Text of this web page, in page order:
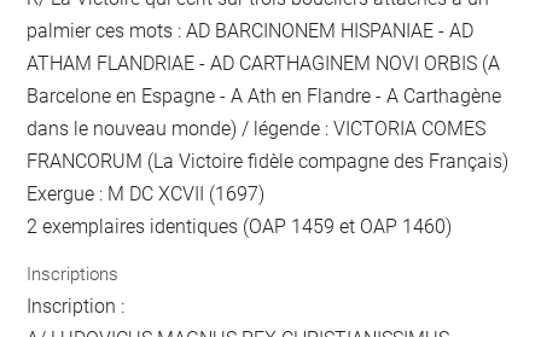
palmier ces mots : AD BARCINONEM HISPANIAE - AD
ATHAM FLANDRIAE - AD CARTHAGINEM NOVI ORBIS (A
Barcelone en Espagne - A Ath en Flandre - A Carthagène
dans le nouveau monde) / légende : VICTORIA COMES
FRANCORUM (La Victoire fidèle compagne des Français)
Exergue : M DC XCVII (1697)
2 exemplaires identiques (OAP 1459 et OAP 1460)
Inscriptions
Inscription :